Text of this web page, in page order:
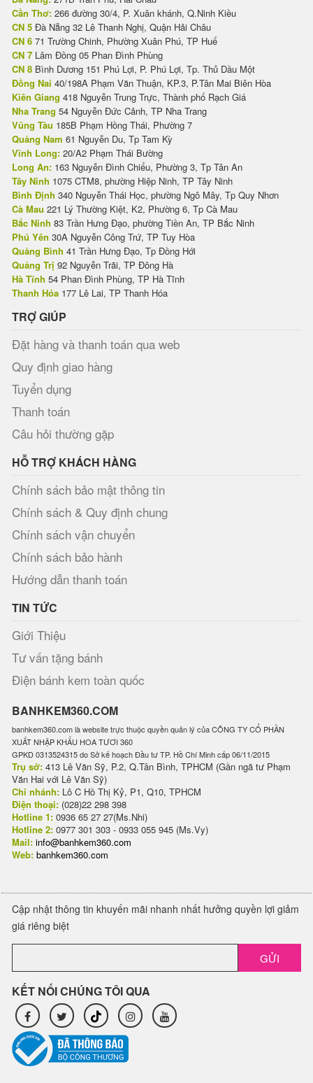
Cần Thơ: 266 đường 30/4, P. Xuân khánh, Q.Ninh Kiều
CN 5 Đà Nẵng 32 Lê Thanh Nghị, Quận Hải Châu
CN 6 71 Trường Chinh, Phường Xuân Phú, TP Huế
CN 7 Lâm Đồng 05 Phan Đình Phùng
CN 8 Bình Dương 151 Phú Lợi, P. Phú Lợi, Tp. Thủ Dầu Một
Đồng Nai 40/198A Phạm Văn Thuận, KP.3, P.Tân Mai Biên Hòa
Kiên Giang 418 Nguyễn Trung Trực, Thành phố Rạch Giá
Nha Trang 54 Nguyễn Đức Cảnh, TP Nha Trang
Vũng Tàu 185B Phạm Hồng Thái, Phường 7
Quảng Nam 61 Nguyễn Du, Tp Tam Kỳ
Vĩnh Long: 20/A2 Phạm Thái Bường
Long An: 163 Nguyễn Đình Chiểu, Phường 3, Tp Tân An
Tây Ninh 1075 CTM8, phường Hiệp Ninh, TP Tây Ninh
Bình Định 340 Nguyễn Thái Học, phường Ngô Mây, Tp Quy Nhơn
Cà Mau 221 Lý Thường Kiệt, K2, Phường 6, Tp Cà Mau
Bắc Ninh 83 Trần Hưng Đạo, phường Tiền An, TP Bắc Ninh
Phú Yên 30A Nguyễn Công Trứ, TP Tuy Hòa
Quảng Bình 41 Trần Hưng Đạo, Tp Đồng Hới
Quảng Trị 92 Nguyễn Trãi, TP Đông Hà
Hà Tĩnh 54 Phan Đình Phùng, TP Hà Tĩnh
Thanh Hóa 177 Lê Lai, TP Thanh Hóa
TRỢ GIÚP
Đặt hàng và thanh toán qua web
Quy định giao hàng
Tuyển dụng
Thanh toán
Câu hỏi thường gặp
HỖ TRỢ KHÁCH HÀNG
Chính sách bảo mật thông tin
Chính sách & Quy định chung
Chính sách vận chuyển
Chính sách bảo hành
Hướng dẫn thanh toán
TIN TỨC
Giới Thiệu
Tư vấn tặng bánh
Điện bánh kem toàn quốc
BANHKEM360.COM
banhkem360.com là website trực thuộc quyền quản lý của CÔNG TY CỔ PHẦN
XUẤT NHẬP KHẨU HOA TƯƠI 360
GPKD 0313524315 do Sở kế hoạch Đầu tư TP. Hồ Chí Minh cấp 06/11/2015
Trụ sở: 413 Lê Văn Sỹ, P.2, Q.Tân Bình, TPHCM (Gần ngã tư Phạm
Văn Hai với Lê Văn Sỹ)
Chi nhánh: Lô C Hồ Thị Kỷ, P1, Q10, TPHCM
Điện thoại: (028)22 298 398
Hotline 1: 0936 65 27 27(Ms.Nhi)
Hotline 2: 0977 301 303 - 0933 055 945 (Ms.Vy)
Mail: info@banhkem360.com
Web: banhkem360.com
Cập nhật thông tin khuyến mãi nhanh nhất hưởng quyền lợi giảm
giá riêng biệt
GỬI
KẾT NỐI CHÚNG TÔI QUA